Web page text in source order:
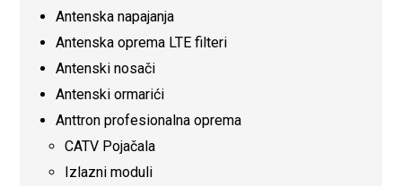
Antenska napajanja
Antenska oprema LTE filteri
Antenski nosači
Antenski ormarići
Anttron profesionalna oprema
CATV Pojačala
Izlazni moduli